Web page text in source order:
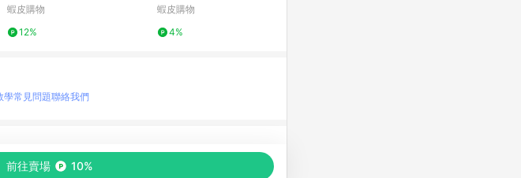
保濕乳液 保濕身體乳
蝦皮購物
12%
蝦皮購物
4%
前往賣場 10%
學常見問題聯絡我們
勢與風格做合作網路商家的延伸商品推薦，商品資料更新會有
切資訊以合作廠商網頁為準。